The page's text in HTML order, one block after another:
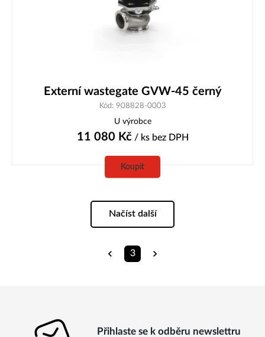
Externí wastegate GVW-45 černý
Kód: 908828-0003
U výrobce
11 080 Kč/ ks bez DPH
Koupit
Načíst další
3
Přihlaste se k odběru newslettru